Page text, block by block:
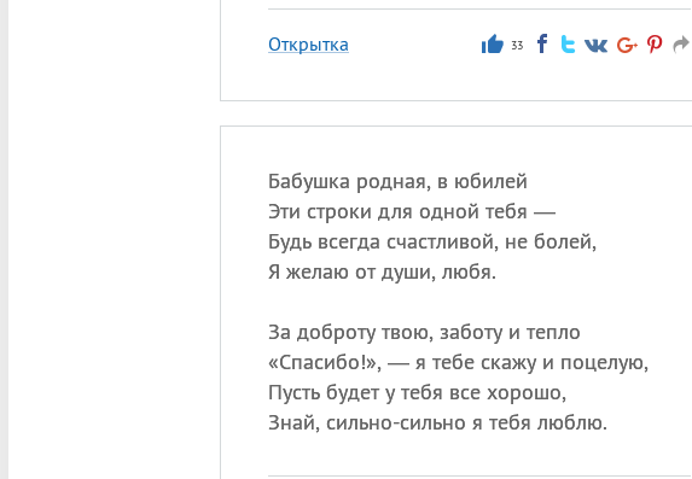
Открытка 33
Бабушка родная, в юбилей
Эти строки для одной тебя —
Будь всегда счастливой, не болей,
Я желаю от души, любя.
За доброту твою, заботу и тепло
«Спасибо!», — я тебе скажу и поцелую,
Пусть будет у тебя все хорошо,
Знай, сильно-сильно я тебя люблю.